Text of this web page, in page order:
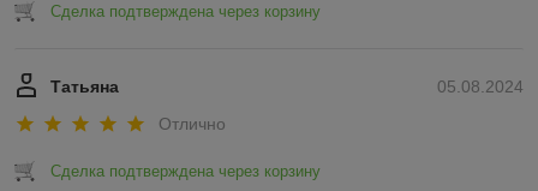
Сделка подтверждена через корзину
05.08.2024
Татьяна
Отлично
Сделка подтверждена через корзину